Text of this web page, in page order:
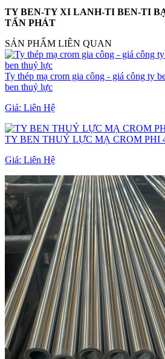
TY BEN-TY XI LANH-TI BEN-TI
TẤN PHÁT
SẢN PHẨM LIÊN QUAN
Ty thép mạ crom gia công - giá công ty
ben thuỷ lực
Giá: Liên Hệ
TY BEN THUỶ LỰC MẠ CROM PHI
Giá: Liên Hệ